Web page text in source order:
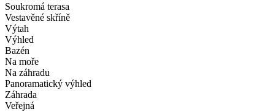
Soukromá terasa
Vestavěné skříně
Výtah
Výhled
Bazén
Na moře
Na záhradu
Panoramatický výhled
Záhrada
Veřejná